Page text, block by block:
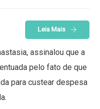
Leia Mais
assinalou que a
pelo fato de que
para custear despesa